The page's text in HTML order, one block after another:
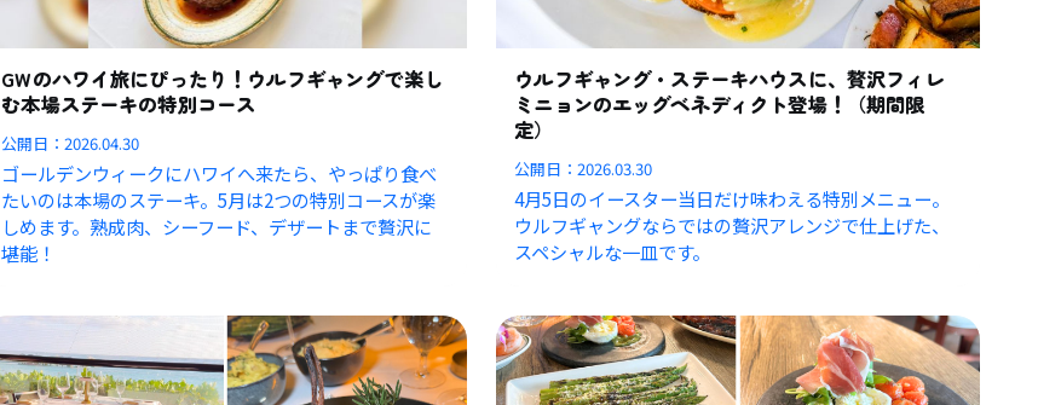
GWのハワイ旅にぴったり！ウルフギャングで楽し
む本場ステーキの特別コース
公開日：2026.04.30
ゴールデンウィークにハワイへ来たら、やっぱり食べ
たいのは本場のステーキ。5月は2つの特別コースが楽
しめます。熟成肉、シーフード、デザートまで贅沢に
堪能！
ウルフギャング・ステーキハウスに、贅沢フィレ
ミニョンのエッグベネディクト登場！（期間限
定）
公開日：2026.03.30
4月5日のイースター当日だけ味わえる特別メニュー。
ウルフギャングならではの贅沢アレンジで仕上げた、
スペシャルな一皿です。